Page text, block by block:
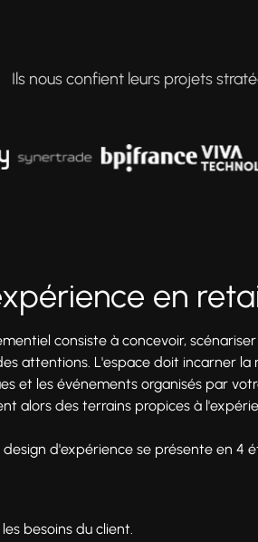
Ils nous confient leurs projets
en
consiste à concevoir,
attentions. L'espace doit incarner
et les événements organisés par
alors des terrains propices à
d'expérience se présente en 4
besoins du client.